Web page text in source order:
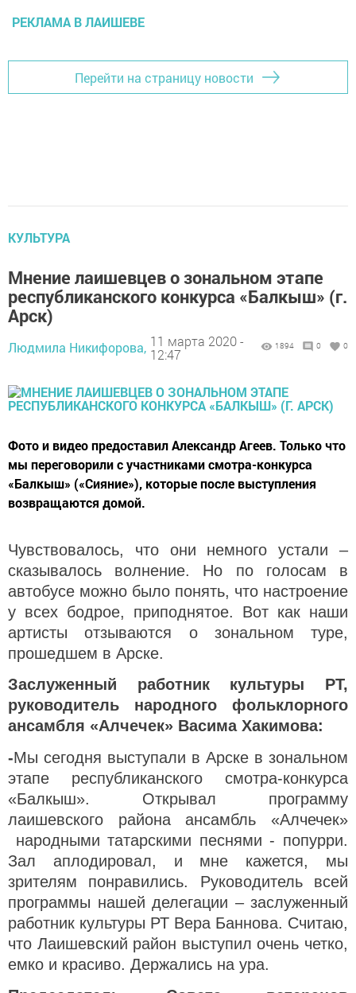
РЕКЛАМА В ЛАИШЕВЕ
Перейти на страницу новости
КУЛЬТУРА
Мнение лаишевцев о зональном этапе
республиканского конкурса «Балкыш» (г.
Арск)
Людмила Никифорова, 11 марта 2020 -
12:47
1894 0 0
Фото и видео предоставил Александр Агеев. Только что
мы переговорили с участниками смотра-конкурса
«Балкыш» («Сияние»), которые после выступления
возвращаются домой.
Чувствовалось, что они немного устали –
сказывалось волнение. Но по голосам в
автобусе можно было понять, что настроение
у всех бодрое, приподнятое. Вот как наши
артисты отзываются о зональном туре,
прошедшем в Арске.
Заслуженный работник культуры РТ,
руководитель народного фольклорного
ансамбля «Алчечек» Васима Хакимова:
-Мы сегодня выступали в Арске в зональном
этапе республиканского смотра-конкурса
«Балкыш». Открывал программу
лаишевского района ансамбль «Алчечек»
народными татарскими песнями - попурри.
Зал аплодировал, и мне кажется, мы
зрителям понравились. Руководитель всей
программы нашей делегации – заслуженный
работник культуры РТ Вера Баннова. Считаю,
что Лаишевский район выступил очень четко,
емко и красиво. Держались на ура.